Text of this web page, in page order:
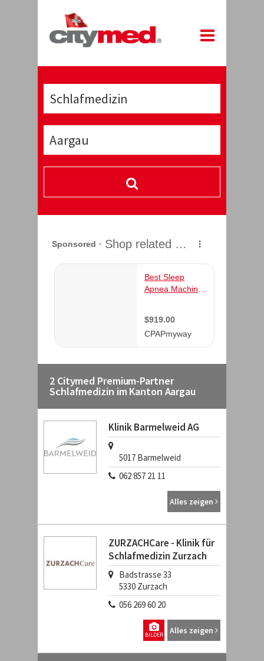
2 Citymed Premium-Partner
Schlafmedizin im Kanton Aargau
Klinik Barmelweid AG
5017 Barmelweid
062 857 21 11
Alles zeigen
ZURZACHCare - Klinik für
Schlafmedizin Zurzach
Badstrasse 33
5330 Zurzach
056 269 60 20
Alles zeigen
BILDER